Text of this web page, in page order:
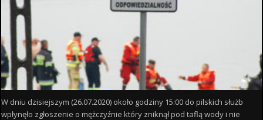
W dniu dzisiejszym (26.07.2020) około godziny 15:00 do pilskich służb
wpłynęło zgłoszenie o mężczyźnie który zniknął pod taflą wody i nie